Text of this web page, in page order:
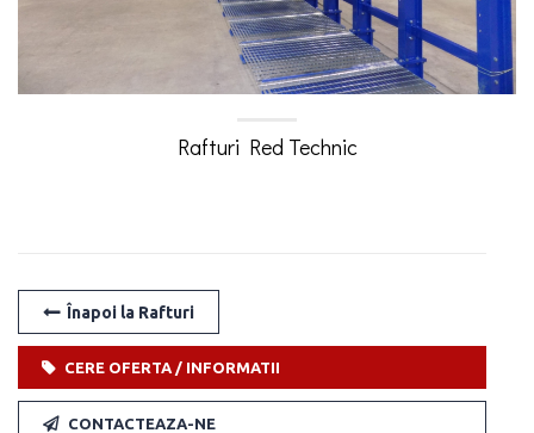
Rafturi Red Technic
Înapoi la Rafturi
CERE OFERTA / INFORMATII
CONTACTEAZA-NE